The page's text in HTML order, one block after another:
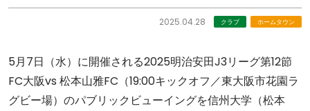
2025.04.28 クラブ ホームタウン
5月7日（水）に開催される2025明治安田J3リーグ第12節
FC大阪vs 松本山雅FC（19:00キックオフ／東大阪市花園ラ
グビー場）のパブリックビューイングを信州大学（松本